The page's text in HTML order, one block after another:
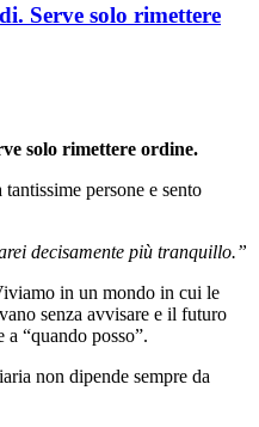
Serve solo rimettere
solo rimettere ordine.
persone e sento
decisamente più tranquillo.”
in un mondo in cui le
senza avvisare e il futuro
a “quando posso”.
non dipende sempre da